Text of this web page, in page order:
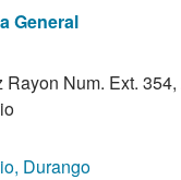
General
Num. Ext.
Durango